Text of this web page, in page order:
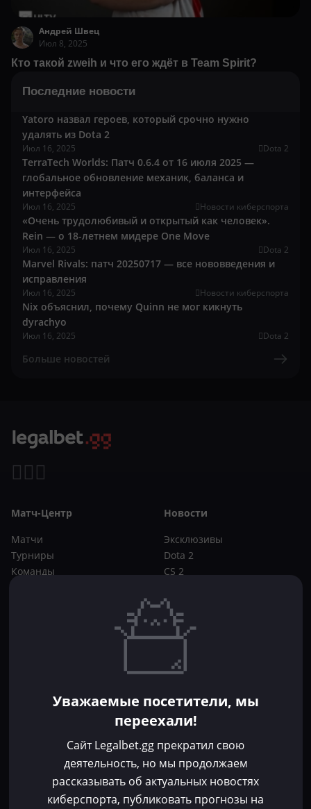
Андрей Швец
Июл 8, 2025
Кто такой zweih и что его ждёт в Team Spirit?
Последние новости
Yatoro назвал героев, который срочно нужно
удалять из Dota 2
Июл 16, 2025 Dota 2
TerraTech Worlds: Патч 0.6.4 от 16 июля 2025 —
глобальное обновление механик, баланса и
интерфейса
Июл 16, 2025 Новости киберспорта
«Очень трудолюбивый и открытый как человек».
Rein — о 18-летнем мидере One Move
Июл 16, 2025 Dota 2
Marvel Rivals: патч 20250717 — все нововведения и
исправления
Июл 16, 2025 Новости киберспорта
Nix объяснил, почему Quinn не мог кикнуть
dyrachyo
Июл 16, 2025 Dota 2
Больше новостей
Матч-Центр
Матчи
Турниры
Команды
Новости
Эксклюзивы
Dota 2
CS 2
Букмекеры
CS 2
Фрибеты
Без депозита
Контакты
Уважаемые посетители, мы
переехали!
Сайт Legalbet.gg прекратил свою
деятельность, но мы продолжаем
рассказывать об актуальных новостях
киберспорта, публиковать прогнозы на